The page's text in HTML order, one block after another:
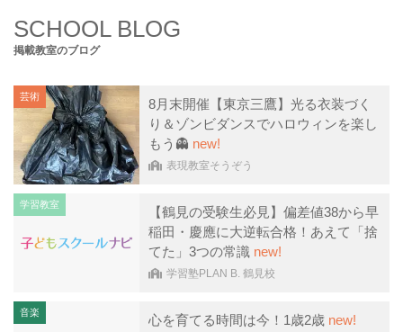
SCHOOL BLOG
掲載教室のブログ
芸術
8月末開催【東京三鷹】光る衣装づく
り＆ゾンビダンスでハロウィンを楽し
もう👻 new!
表現教室そうぞう
学習教室
【鶴見の受験生必見】偏差値38から早
稲田・慶應に大逆転合格！あえて「捨
てた」3つの常識 new!
学習塾PLAN B. 鶴見校
音楽 心を育てる時間は今！1歳2歳 new!